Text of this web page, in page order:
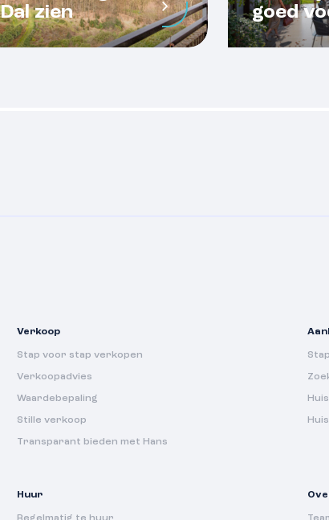
Dal zien
goed
Verkoop
Stap voor stap verkopen
Verkoopadvies
Waardebepaling
Stille verkoop
Transparant bieden met Hans
Huur